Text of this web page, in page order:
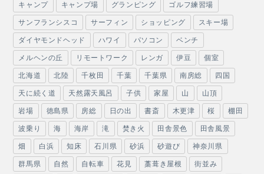
キャンプ キャンプ場 グランピング ゴルフ練習場
サンフランシスコ サーフィン ショッピング スキー場
ダイヤモンドヘッド ハワイ パソコン ベンチ
メルヘンの丘 リモートワーク レンガ 伊豆 個室
北海道 北陸 千枚田 千葉 千葉県 南房総 四国
天に続く道 天然露天風呂 子供 家屋 山 山頂
岩場 徳島県 房総 日の出 書斎 木更津 桜 棚田
波乗り 海 海岸 滝 焚き火 田舎景色 田舎風景
畑 白浜 知床 石川県 砂浜 砂遊び 神奈川県
群馬県 自然 自転車 花見 藁葺き屋根 街並み